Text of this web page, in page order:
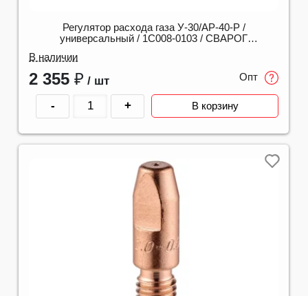
Регулятор расхода газа У-30/АР-40-Р /
универсальный / 1C008-0103 / СВАРОГ
В наличии
2 355 ₽ / шт Опт
- + В корзину